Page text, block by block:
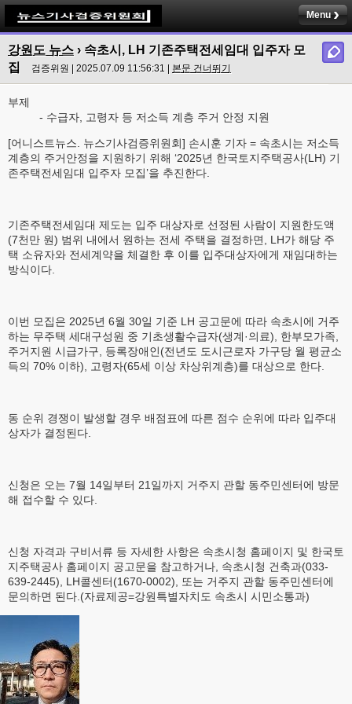
Menu
강원도 뉴스 › 속초시, LH 기존주택전세임대 입주자 모
집
검증위원 | 2025.07.09 11:56:31 | 본문 건너뛰기
부제
- 수급자, 고령자 등 저소득 계층 주거 안정 지원
[어니스트뉴스. 뉴스기사검증위원회] 손시훈 기자 = 속초시는 저소득
계층의 주거안정을 지원하기 위해 ‘2025년 한국토지주택공사(LH) 기
존주택전세임대 입주자 모집’을 추진한다.
기존주택전세임대 제도는 입주 대상자로 선정된 사람이 지원한도액
(7천만 원) 범위 내에서 원하는 전세 주택을 결정하면, LH가 해당 주
택 소유자와 전세계약을 체결한 후 이를 입주대상자에게 재임대하는
방식이다.
이번 모집은 2025년 6월 30일 기준 LH 공고문에 따라 속초시에 거주
하는 무주택 세대구성원 중 기초생활수급자(생계·의료), 한부모가족,
주거지원 시급가구, 등록장애인(전년도 도시근로자 가구당 월 평균소
득의 70% 이하), 고령자(65세 이상 차상위계층)를 대상으로 한다.
동 순위 경쟁이 발생할 경우 배점표에 따른 점수 순위에 따라 입주대
상자가 결정된다.
신청은 오는 7월 14일부터 21일까지 거주지 관할 동주민센터에 방문
해 접수할 수 있다.
신청 자격과 구비서류 등 자세한 사항은 속초시청 홈페이지 및 한국토
지주택공사 홈페이지 공고문을 참고하거나, 속초시청 건축과(033-
639-2445), LH콜센터(1670-0002), 또는 거주지 관할 동주민센터에
문의하면 된다.(자료제공=강원특별자치도 속초시 시민소통과)